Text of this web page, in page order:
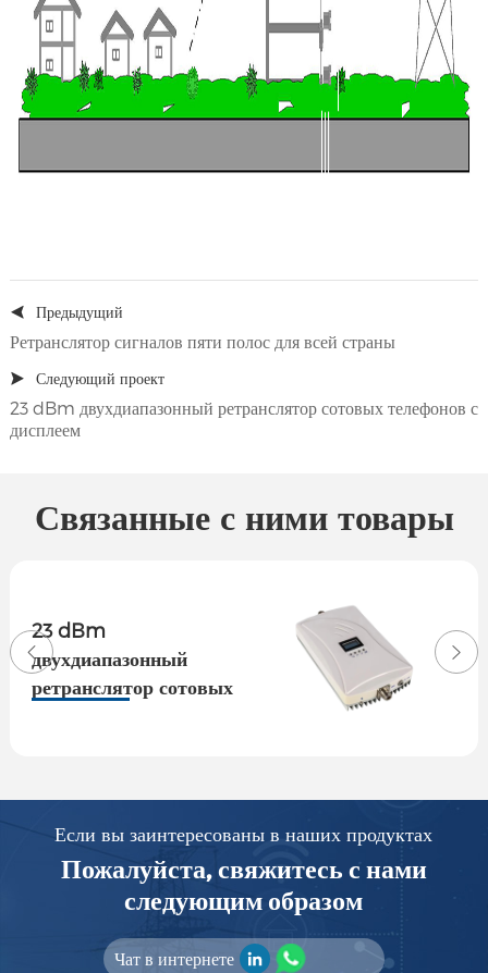
Предыдущий
Ретранслятор сигналов пяти полос для всей страны
Следующий проект
23 dBm двухдиапазонный ретранслятор сотовых телефонов с
дисплеем
Связанные с ними товары
23 dBm
двухдиапазонный
ретранслятор сотовых
Если вы заинтересованы в наших продуктах
Пожалуйста, свяжитесь с нами
следующим образом
Чат в интернете